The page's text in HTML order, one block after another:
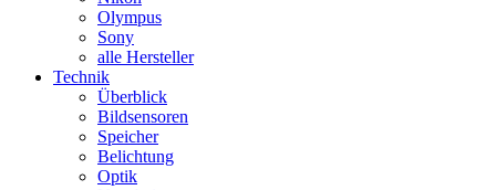
Olympus
Sony
alle Hersteller
Technik
Überblick
Bildsensoren
Speicher
Belichtung
Optik